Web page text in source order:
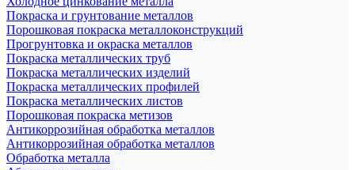
Покраска и грунтование металлов
Порошковая покраска металлоконструкций
Прогрунтовка и окраска металлов
Покраска металлических труб
Покраска металлических изделий
Покраска металлических профилей
Покраска металлических листов
Порошковая покраска метизов
Антикоррозийная обработка металлов
Антикоррозийная обработка металлов
Обработка металла